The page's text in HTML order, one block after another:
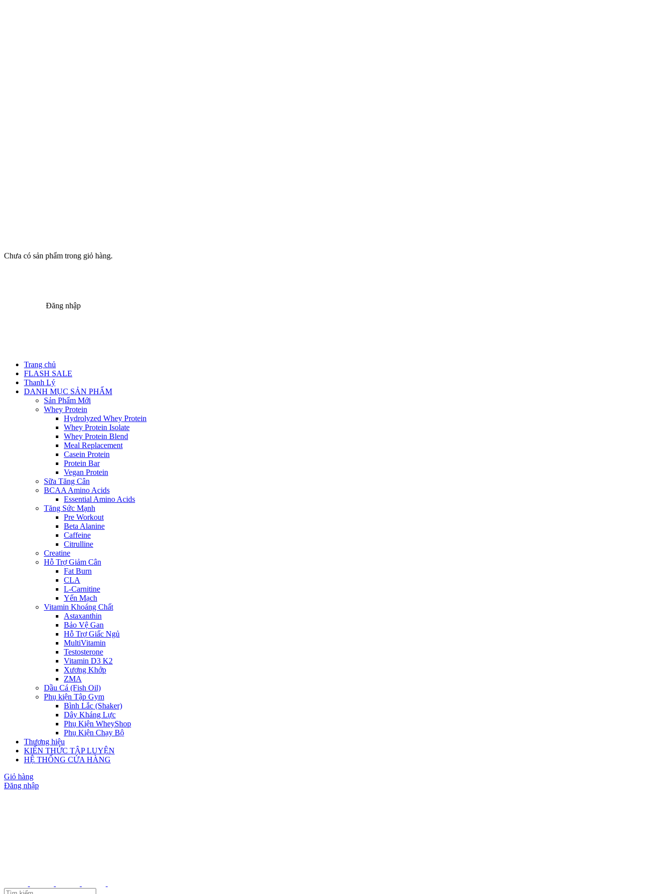
Chưa có sản phẩm trong giỏ hàng.
Đăng nhập
Trang chủ
FLASH SALE
Thanh Lý
DANH MỤC SẢN PHẨM
Sản Phẩm Mới
Whey Protein
Hydrolyzed Whey Protein
Whey Protein Isolate
Whey Protein Blend
Meal Replacement
Casein Protein
Protein Bar
Vegan Protein
Sữa Tăng Cân
BCAA Amino Acids
Essential Amino Acids
Tăng Sức Mạnh
Pre Workout
Beta Alanine
Caffeine
Citrulline
Creatine
Hỗ Trợ Giảm Cân
Fat Burn
CLA
L-Carnitine
Yến Mạch
Vitamin Khoáng Chất
Astaxanthin
Bảo Vệ Gan
Hỗ Trợ Giấc Ngủ
MultiVitamin
Testosterone
Vitamin D3 K2
Xương Khớp
ZMA
Dầu Cá (Fish Oil)
Phụ kiện Tập Gym
Bình Lắc (Shaker)
Dây Kháng Lực
Phụ Kiện WheyShop
Phụ Kiện Chạy Bộ
Thương hiệu
KIẾN THỨC TẬP LUYỆN
HỆ THỐNG CỬA HÀNG
Giỏ hàng
Đăng nhập